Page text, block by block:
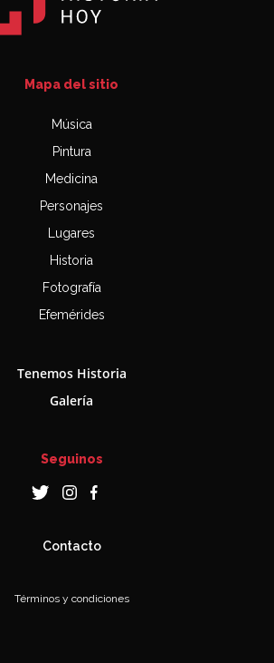
Mapa del sitio
Música
Pintura
Medicina
Personajes
Lugares
Historia
Fotografía
Efemérides
Tenemos Historia
Galería
Seguinos
Contacto
Términos y condiciones